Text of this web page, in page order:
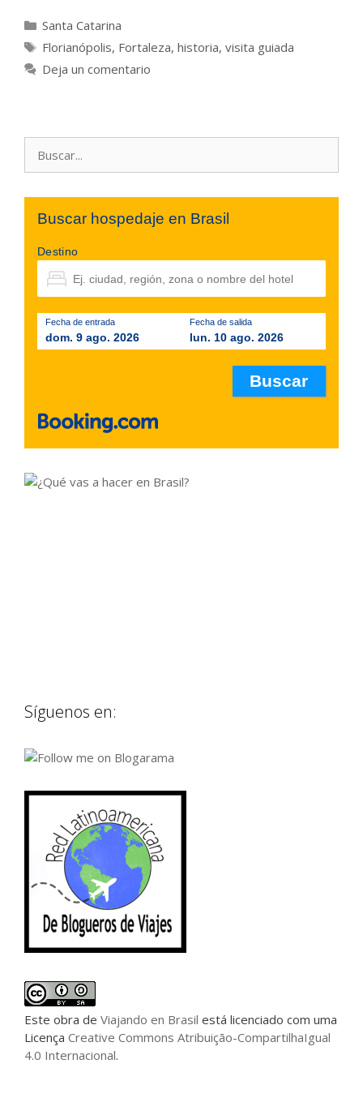
Categorías
Santa Catarina
Etiquetas
Florianópolis, Fortaleza, historia, visita guiada
Deja un comentario
Buscar hospedaje en Brasil
Destino
Fecha de entrada
dom. 9 ago. 2026
Fecha de salida
lun. 10 ago. 2026
Síguenos en:
Este obra de Viajando en Brasil está licenciado com uma
Licença Creative Commons Atribuição-CompartilhaIgual
4.0 Internacional.